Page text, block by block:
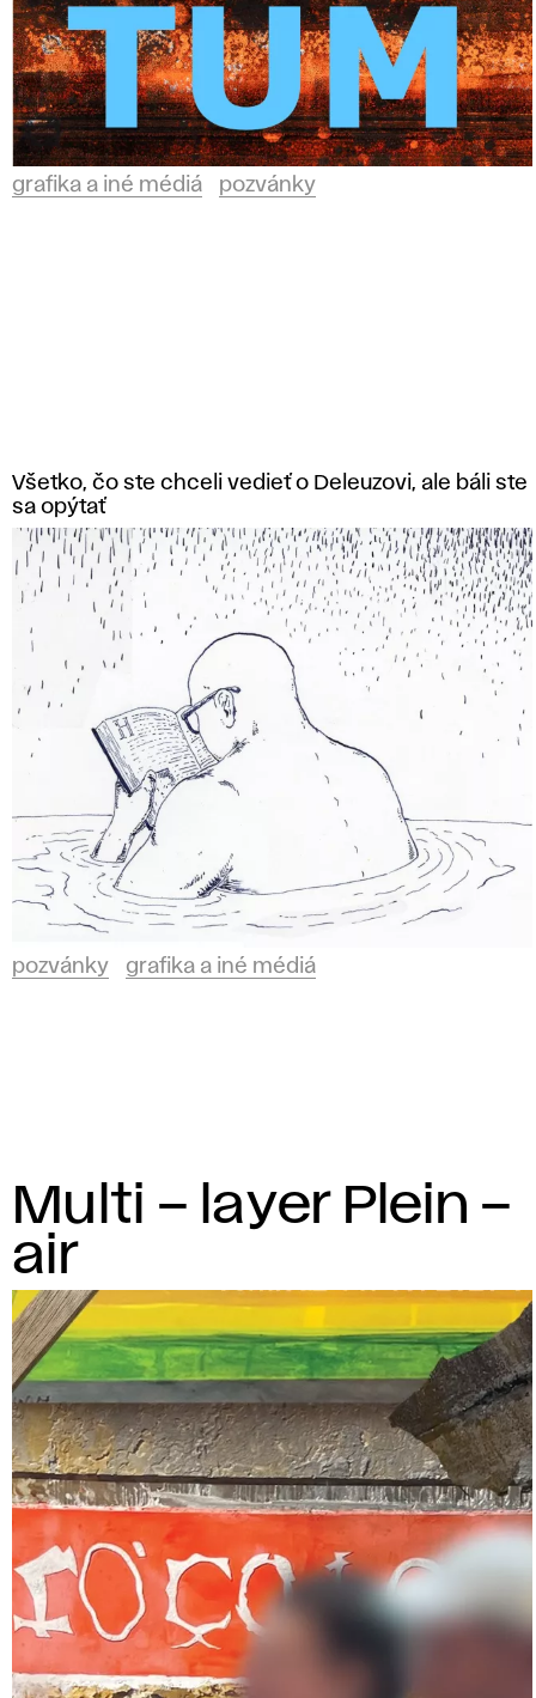
grafika a iné médiá pozvánky
Všetko, čo ste chceli vedieť o Deleuzovi, ale báli ste
sa opýtať
pozvánky grafika a iné médiá
Multi – layer Plein –
air